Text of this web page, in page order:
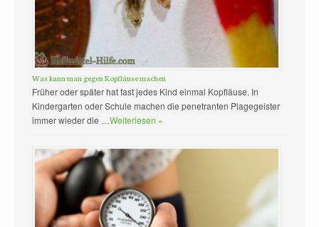
Was kann man gegen Kopfläuse machen
Früher oder später hat fast jedes Kind einmal Kopfläuse. In
Kindergarten oder Schule machen die penetranten Plagegeister
immer wieder die …Weiterlesen »